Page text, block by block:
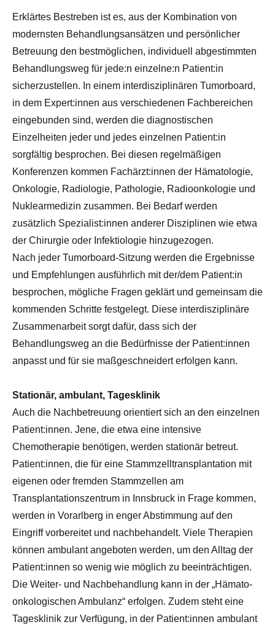
Erklärtes Bestreben ist es, aus der Kombination von
modernsten Behandlungsansätzen und persönlicher
Betreuung den bestmöglichen, individuell abgestimmten
Behandlungsweg für jede:n einzelne:n Patient:in
sicherzustellen. In einem interdisziplinären Tumorboard,
in dem Expert:innen aus verschiedenen Fachbereichen
eingebunden sind, werden die diagnostischen
Einzelheiten jeder und jedes einzelnen Patient:in
sorgfältig besprochen. Bei diesen regelmäßigen
Konferenzen kommen Fachärzt:innen der Hämatologie,
Onkologie, Radiologie, Pathologie, Radioonkologie und
Nuklearmedizin zusammen. Bei Bedarf werden
zusätzlich Spezialist:innen anderer Disziplinen wie etwa
der Chirurgie oder Infektiologie hinzugezogen.
Nach jeder Tumorboard-Sitzung werden die Ergebnisse
und Empfehlungen ausführlich mit der/dem Patient:in
besprochen, mögliche Fragen geklärt und gemeinsam die
kommenden Schritte festgelegt. Diese interdisziplinäre
Zusammenarbeit sorgt dafür, dass sich der
Behandlungsweg an die Bedürfnisse der Patient:innen
anpasst und für sie maßgeschneidert erfolgen kann.
Stationär, ambulant, Tagesklinik
Auch die Nachbetreuung orientiert sich an den einzelnen
Patient:innen. Jene, die etwa eine intensive
Chemotherapie benötigen, werden stationär betreut.
Patient:innen, die für eine Stammzelltransplantation mit
eigenen oder fremden Stammzellen am
Transplantationszentrum in Innsbruck in Frage kommen,
werden in Vorarlberg in enger Abstimmung auf den
Eingriff vorbereitet und nachbehandelt. Viele Therapien
können ambulant angeboten werden, um den Alltag der
Patient:innen so wenig wie möglich zu beeinträchtigen.
Die Weiter- und Nachbehandlung kann in der „Hämato-
onkologischen Ambulanz“ erfolgen. Zudem steht eine
Tagesklinik zur Verfügung, in der Patient:innen ambulant